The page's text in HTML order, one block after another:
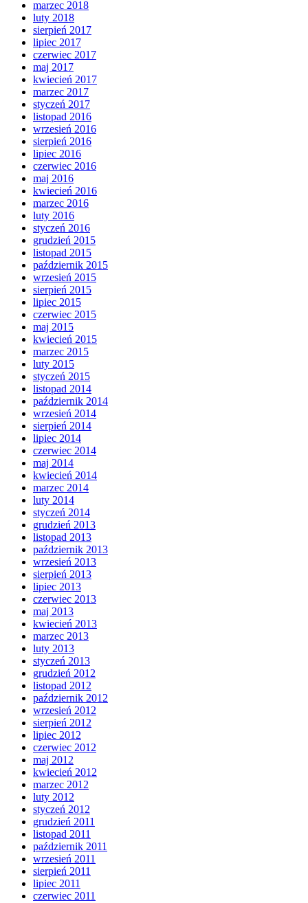
marzec 2018
luty 2018
sierpień 2017
lipiec 2017
czerwiec 2017
maj 2017
kwiecień 2017
marzec 2017
styczeń 2017
listopad 2016
wrzesień 2016
sierpień 2016
lipiec 2016
czerwiec 2016
maj 2016
kwiecień 2016
marzec 2016
luty 2016
styczeń 2016
grudzień 2015
listopad 2015
październik 2015
wrzesień 2015
sierpień 2015
lipiec 2015
czerwiec 2015
maj 2015
kwiecień 2015
marzec 2015
luty 2015
styczeń 2015
listopad 2014
październik 2014
wrzesień 2014
sierpień 2014
lipiec 2014
czerwiec 2014
maj 2014
kwiecień 2014
marzec 2014
luty 2014
styczeń 2014
grudzień 2013
listopad 2013
październik 2013
wrzesień 2013
sierpień 2013
lipiec 2013
czerwiec 2013
maj 2013
kwiecień 2013
marzec 2013
luty 2013
styczeń 2013
grudzień 2012
listopad 2012
październik 2012
wrzesień 2012
sierpień 2012
lipiec 2012
czerwiec 2012
maj 2012
kwiecień 2012
marzec 2012
luty 2012
styczeń 2012
grudzień 2011
listopad 2011
październik 2011
wrzesień 2011
sierpień 2011
lipiec 2011
czerwiec 2011